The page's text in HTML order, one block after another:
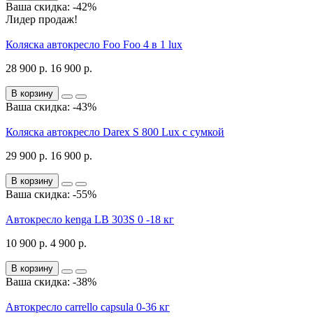
Ваша скидка: -42%
Лидер продаж!
Коляска автокресло Foo Foo 4 в 1 lux
28 900 р. 16 900 р.
В корзину
Ваша скидка: -43%
Коляска автокресло Darex S 800 Lux с сумкой
29 900 р. 16 900 р.
В корзину
Ваша скидка: -55%
Автокресло kenga LB 303S 0 -18 кг
10 900 р. 4 900 р.
В корзину
Ваша скидка: -38%
Автокресло carrello capsula 0-36 кг